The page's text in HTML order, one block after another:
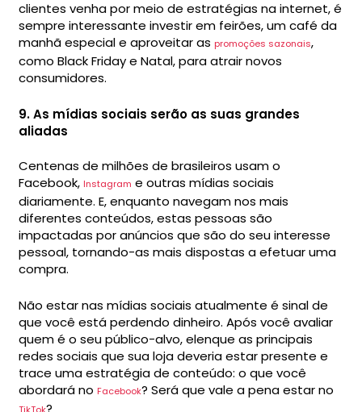
clientes venha por meio de estratégias na internet, é
sempre interessante investir em feirões, um café da
manhã especial e aproveitar as promoções sazonais,
como Black Friday e Natal, para atrair novos
consumidores.
9. As mídias sociais serão as suas grandes
aliadas
Centenas de milhões de brasileiros usam o
Facebook, Instagram e outras mídias sociais
diariamente. E, enquanto navegam nos mais
diferentes conteúdos, estas pessoas são
impactadas por anúncios que são do seu interesse
pessoal, tornando-as mais dispostas a efetuar uma
compra.
Não estar nas mídias sociais atualmente é sinal de
que você está perdendo dinheiro. Após você avaliar
quem é o seu público-alvo, elenque as principais
redes sociais que sua loja deveria estar presente e
trace uma estratégia de conteúdo: o que você
abordará no Facebook? Será que vale a pena estar no